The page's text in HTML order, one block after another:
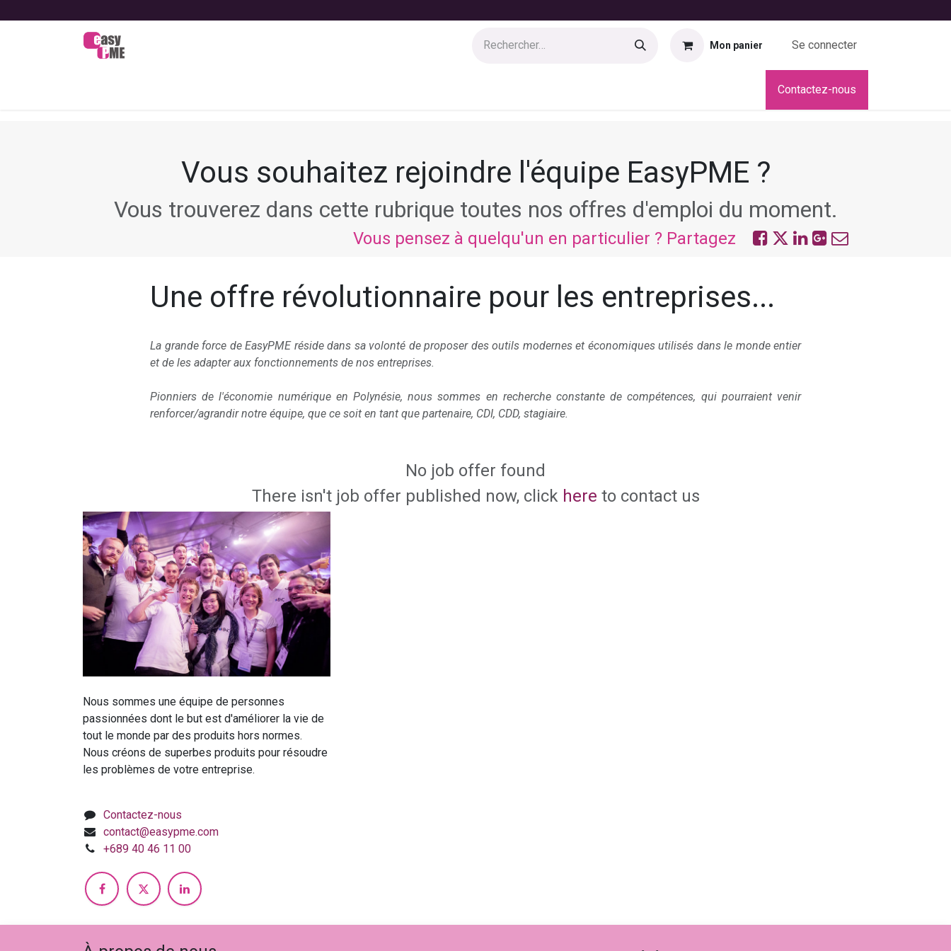
Mon panier Se connecter
Contactez-nous
Vous souhaitez rejoindre l'équipe EasyPME ?
Vous trouverez dans cette rubrique toutes nos offres d'emploi du moment.
Vous pensez à quelqu'un en particulier ? Partagez
Une offre révolutionnaire pour les entreprises...
La grande force de EasyPME réside dans sa volonté de proposer des outils modernes et économiques utilisés dans le monde entier
et de les adapter aux fonctionnements de nos entreprises.
Pionniers de l'économie numérique en Polynésie, nous sommes en recherche constante de compétences, qui pourraient venir
renforcer/agrandir notre équipe, que ce soit en tant que partenaire, CDI, CDD, stagiaire.
No job offer found
There isn't job offer published now, click here to contact us
Nous sommes une équipe de personnes
passionnées dont le but est d'améliorer la vie de
tout le monde par des produits hors normes.
Nous créons de superbes produits pour résoudre
les problèmes de votre entreprise.
Contactez-nous
contact@easypme.com
+689 40 46 11 00